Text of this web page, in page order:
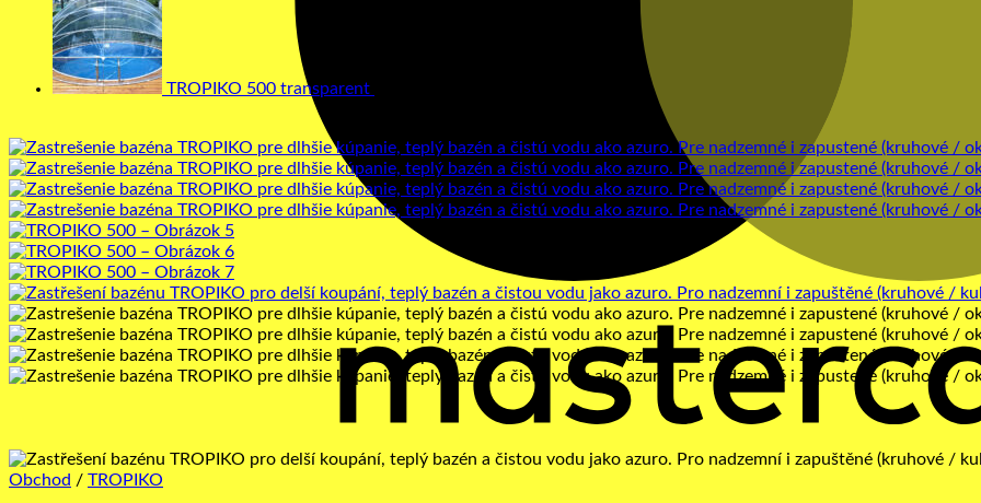
TROPIKO 500 transparent
Obchod / TROPIKO